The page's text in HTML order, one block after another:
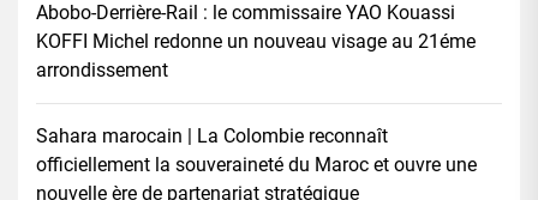
Abobo-Derrière-Rail : le commissaire YAO Kouassi
KOFFI Michel redonne un nouveau visage au 21éme
arrondissement
Sahara marocain | La Colombie reconnaît
officiellement la souveraineté du Maroc et ouvre une
nouvelle ère de partenariat stratégique